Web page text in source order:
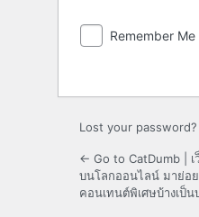
Remember Me
Lost your password?
← Go to CatDumb |
บนโลกออนไลน์ มาย่อ
คอนเทนต์พิเศษบ้างเป็น